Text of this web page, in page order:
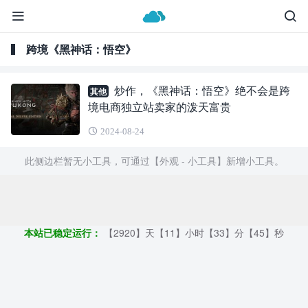
跨境《黑神话：悟空》
其他
炒作，《黑神话：悟空》绝不会是跨
境电商独立站卖家的泼天富贵
2024-08-24
此侧边栏暂无小工具，可通过【外观 - 小工具】新增小工具。
本站已稳定运行：
【2920】天【11】小时【33】分【46】秒